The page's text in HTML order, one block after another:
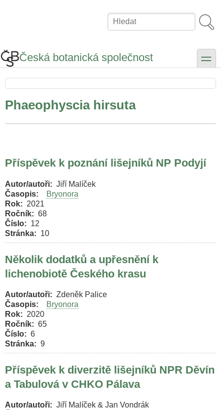
Hledat
Česká botanická společnost toggle
Phaeophyscia hirsuta
Příspěvek k poznání lišejníků NP Podyjí
Autor/autoři
Jiří Malíček
Časopis
Bryonora
Rok
2021
Ročník
68
Číslo
12
Stránka
10
Několik dodatků a upřesnění k
lichenobiotě Českého krasu
Autor/autoři
Zdeněk Palice
Časopis
Bryonora
Rok
2020
Ročník
65
Číslo
6
Stránka
9
Příspěvek k diverzitě lišejníků NPR Děvín
a Tabulová v CHKO Pálava
Autor/autoři
Jiří Malíček & Jan Vondrák